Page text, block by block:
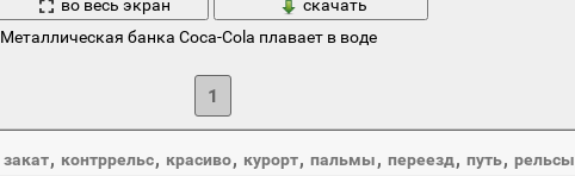
во весь экран
скачать
Металлическая банка Coca-Cola плавает в воде
1
закат, контррельс, красиво, курорт, пальмы, переезд, путь, рельсы